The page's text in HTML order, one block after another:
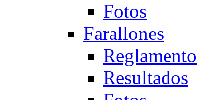
Fotos
Farallones
Reglamento
Resultados